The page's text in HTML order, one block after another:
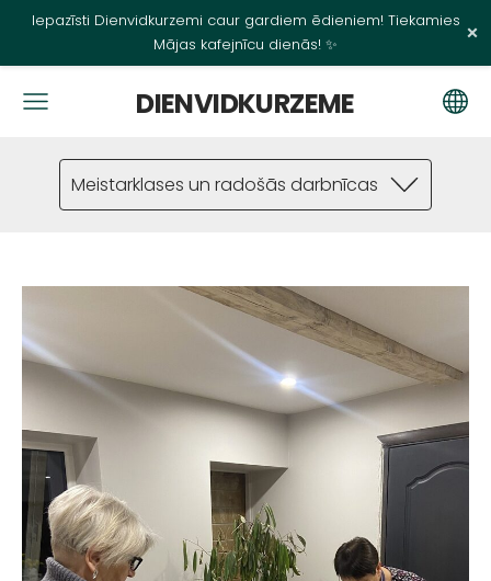
Iepazīsti Dienvidkurzemi caur gardiem ēdieniem! Tiekamies
Mājas kafejnīcu dienās! ✨
×
DIENVIDKURZEME
Meistarklases un radošās darbnīcas